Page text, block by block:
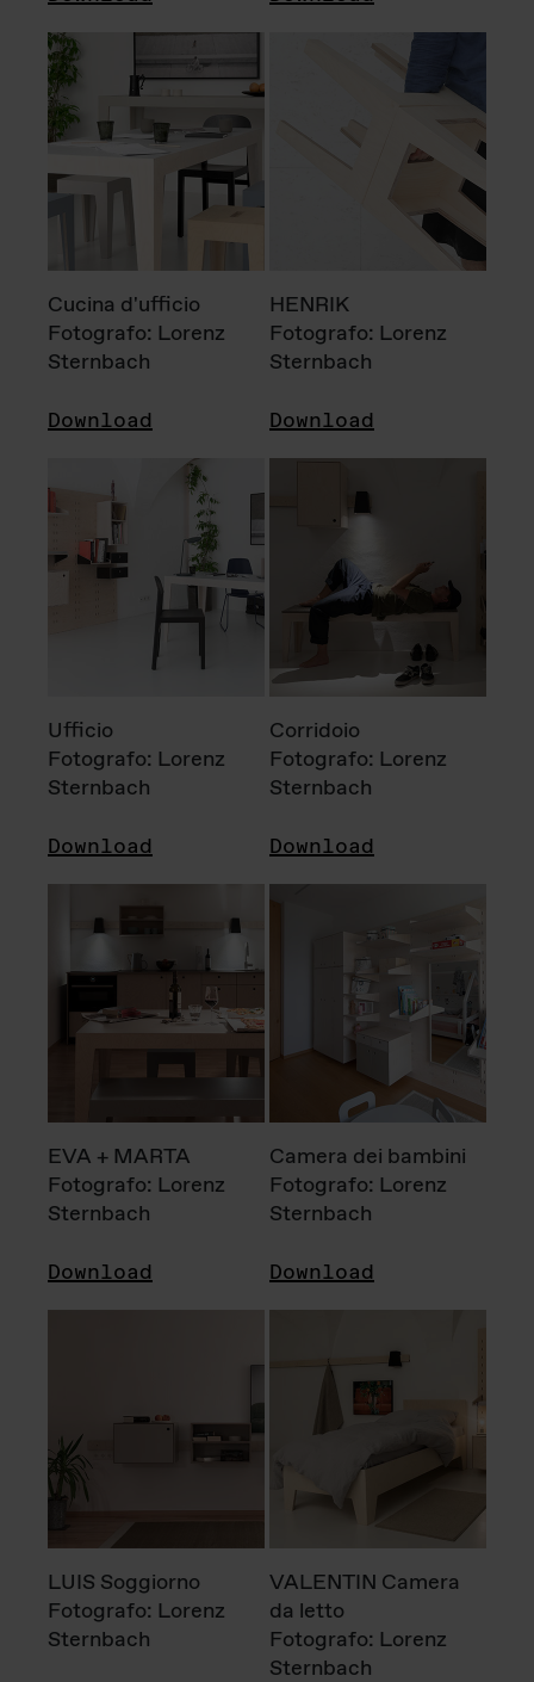
Cucina d'ufficio
Fotografo: Lorenz
Sternbach
Download
HENRIK
Fotografo: Lorenz
Sternbach
Download
Ufficio
Fotografo: Lorenz
Sternbach
Download
Corridoio
Fotografo: Lorenz
Sternbach
Download
EVA + MARTA
Fotografo: Lorenz
Sternbach
Download
Camera dei bambini
Fotografo: Lorenz
Sternbach
Download
LUIS Soggiorno
Fotografo: Lorenz
Sternbach
VALENTIN Camera
da letto
Fotografo: Lorenz
Sternbach